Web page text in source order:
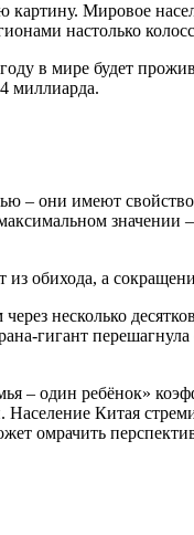
Мировое
настолько
в мире будет
миллиарда.
– они имеют
обихода, а
несколько
гигант
– один ребёнок»
Китая
омрачить